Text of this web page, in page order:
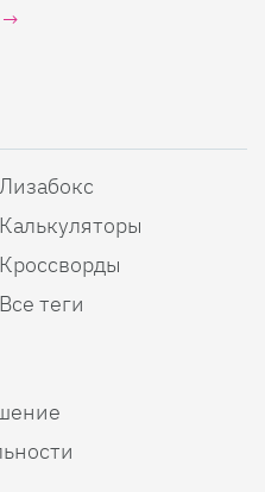
Лизабокс
Калькуляторы
Кроссворды
Все теги